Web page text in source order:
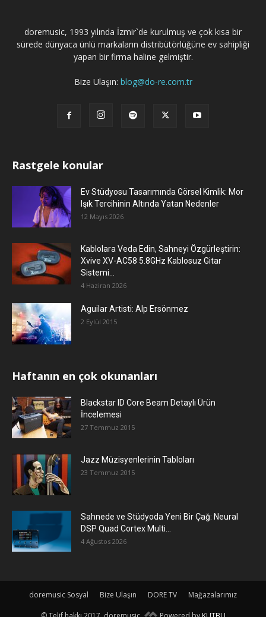
doremusic, 1993 yılında İzmir`de kurulmuş ve çok kısa bir
sürede dünyaca ünlü markaların distribütörlüğüne ev sahipliği
yapan bir firma haline gelmiştir.
Bize Ulaşın: blog@do-re.com.tr
Rastgele konular
Ev Stüdyosu Tasarımında Görsel Kimlik: Mor
Işık Tercihinin Altında Yatan Nedenler
12 Mayıs 2026
Kablolara Veda Edin, Sahneyi Özgürleştirin:
Xvive XV-AC58 5.8GHz Kablosuz Gitar
Sistemi...
4 Haziran 2026
Aguilar Artisti: Alp Ersönmez
2 Eylül 2015
Haftanın en çok okunanları
Blackstar ID Core Beam Detaylı Ürün
İncelemesi
27 Temmuz 2015
Jazz Müzisyenlerinin Tabloları
23 Temmuz 2015
Sahnede ve Stüdyoda Yeni Bir Çağ: Neural
DSP Quad Cortex Multi...
4 Ağustos 2026
doremusic Sosyal Bize Ulaşın DORE TV Mağazalarımız